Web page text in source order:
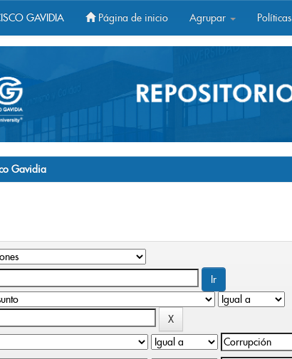
GAVIDIA Página de inicio Agrupar Políticas
Gavidia